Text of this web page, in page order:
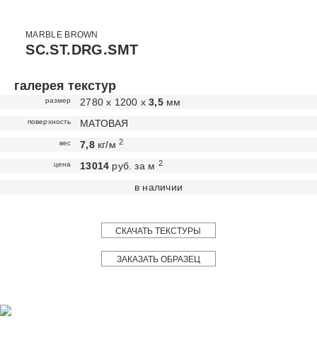
MARBLE BROWN
SC.ST.DRG.SMT
галерея текстур
размер 2780 х 1200 х3,5мм
поверхность МАТОВАЯ
вес 7,8кг/м2
цена 13014 руб. за м 2
в наличии
СКАЧАТЬ ТЕКСТУРЫ
ЗАКАЗАТЬ ОБРАЗЕЦ